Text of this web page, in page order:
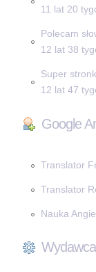
11 lat 20
Polecam
12 lat 38
Super
12 lat 47
Google
Translator
Translator
Nauka